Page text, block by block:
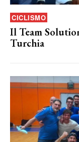
CICLISMO
Il Team
Turchia